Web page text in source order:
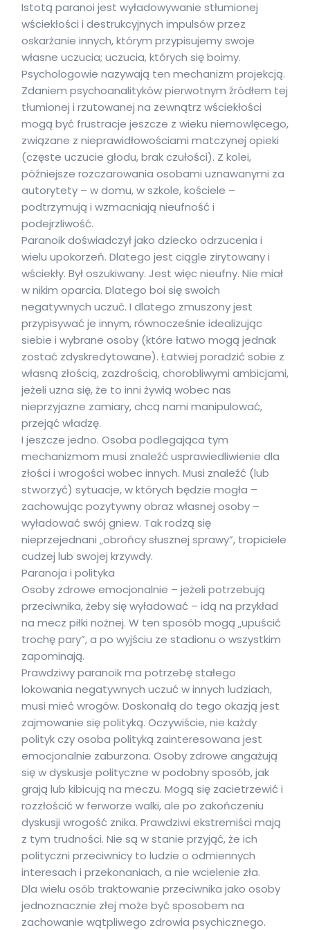
Istotą paranoi jest wyładowywanie stłumionej
wściekłości i destrukcyjnych impulsów przez
oskarżanie innych, którym przypisujemy swoje
własne uczucia; uczucia, których się boimy.
Psychologowie nazywają ten mechanizm projekcją.
Zdaniem psychoanalityków pierwotnym źródłem tej
tłumionej i rzutowanej na zewnątrz wściekłości
mogą być frustracje jeszcze z wieku niemowlęcego,
związane z nieprawidłowościami matczynej opieki
(częste uczucie głodu, brak czułości). Z kolei,
późniejsze rozczarowania osobami uznawanymi za
autorytety – w domu, w szkole, kościele –
podtrzymują i wzmacniają nieufność i
podejrzliwość.
Paranoik doświadczył jako dziecko odrzucenia i
wielu upokorzeń. Dlatego jest ciągle zirytowany i
wściekły. Był oszukiwany. Jest więc nieufny. Nie miał
w nikim oparcia. Dlatego boi się swoich
negatywnych uczuć. I dlatego zmuszony jest
przypisywać je innym, równocześnie idealizując
siebie i wybrane osoby (które łatwo mogą jednak
zostać zdyskredytowane). Łatwiej poradzić sobie z
własną złością, zazdrością, chorobliwymi ambicjami,
jeżeli uzna się, że to inni żywią wobec nas
nieprzyjazne zamiary, chcą nami manipulować,
przejąć władzę.
I jeszcze jedno. Osoba podlegająca tym
mechanizmom musi znaleźć usprawiedliwienie dla
złości i wrogości wobec innych. Musi znaleźć (lub
stworzyć) sytuacje, w których będzie mogła –
zachowując pozytywny obraz własnej osoby –
wyładować swój gniew. Tak rodzą się
nieprzejednani „obrońcy słusznej sprawy”, tropiciele
cudzej lub swojej krzywdy.
Paranoja i polityka
Osoby zdrowe emocjonalnie – jeżeli potrzebują
przeciwnika, żeby się wyładować – idą na przykład
na mecz piłki nożnej. W ten sposób mogą „upuścić
trochę pary”, a po wyjściu ze stadionu o wszystkim
zapominają.
Prawdziwy paranoik ma potrzebę stałego
lokowania negatywnych uczuć w innych ludziach,
musi mieć wrogów. Doskonałą do tego okazją jest
zajmowanie się polityką. Oczywiście, nie każdy
polityk czy osoba polityką zainteresowana jest
emocjonalnie zaburzona. Osoby zdrowe angażują
się w dyskusje polityczne w podobny sposób, jak
grają lub kibicują na meczu. Mogą się zacietrzewić i
rozzłościć w ferworze walki, ale po zakończeniu
dyskusji wrogość znika. Prawdziwi ekstremiści mają
z tym trudności. Nie są w stanie przyjąć, że ich
polityczni przeciwnicy to ludzie o odmiennych
interesach i przekonaniach, a nie wcielenie zła.
Dla wielu osób traktowanie przeciwnika jako osoby
jednoznacznie złej może być sposobem na
zachowanie wątpliwego zdrowia psychicznego.